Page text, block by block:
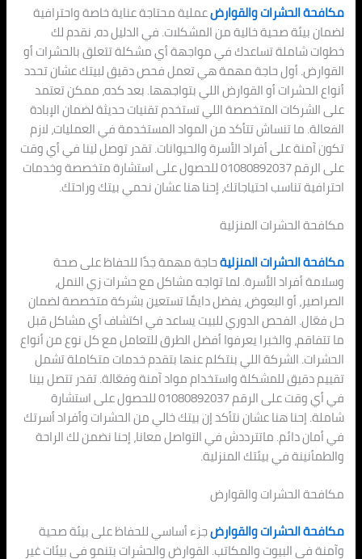
مكافحة الحشرات والقوارضعملية محتاجة عناية خاصة واحترافية
لضمان بيئة صحية خالية من المشكلات. في الدليل ده، نقدم لك
خطوات شاملة تساعدك في مواجهة أي مشكلة تتعلق بالحشرات أو
القوارض. أول حاجة مهمة هي تعمل فحص دقيق لبيتك عشان تحدد
أنواع الحشرات أو القوارض اللي بتواجهها. بعد كده، ممكن تعتمد
على الشركات المتخصصة اللي تستخدم تقنيات حديثة لضمان الإبادة
الفعالة. ما تنساش تتأكد من المواد المستخدمة في العمليات، لازم
تكون آمنة على أفراد الأسرة والحيوانات. تقدر توصل لينا في أي وقت
على الرقم 01080892037 للحصول على استشارة متخصصة وخدمات
احترافية تناسب احتياجاتك، إحنا هنا عشان نحمي بيتك وراحتك.
مكافحة الحشرات المنزلية
مكافحة الحشرات المنزليةحاجة مهمة جدًا للحفاظ على صحة
وسلامة أفراد الأسرة. لما تواجه مشاكل مع حشرات زي النمل،
الصراصير، أو البعوض، يفضل دايمًا تستعين بشركة متخصصة لضمان
حل فعّال. الفحص الدوري للبيت يساعد في اكتشاف أي مشاكل قبل
ما تتفاقم، والخبرا يعرفوا أفضل الطرق للتعامل مع كل نوع من أنواع
الحشرات. الشركة اللي بنتكلم عنها بتقدم خدمات متكاملة تشمل
تقييم دقيق للمشكلة واستخدام مواد آمنة وفعّالة. تقدر تتصل بينا
في أي وقت على الرقم 01080892037 للحصول على استشارة
شاملة. إحنا هنا عشان نتأكد إن بيتك خالي من الحشرات وأفراد أسرتك
في أمان دائم. ماتترددش في التواصل معانا، إحنا نضمن لك الراحة
والطمأنينة في بيئتك المنزلية.
مكافحة الحشرات والقوارض
مكافحة الحشرات والقوارضجزء أساسي للحفاظ على بيئة صحية
وآمنة في البيوت والمكاتب. القوارض والحشرات بتنمو في بيئات غير